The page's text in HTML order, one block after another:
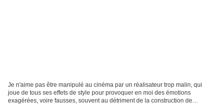
Je n'aime pas être manipulé au cinéma par un réalisateur trop malin, qui
joue de tous ses effets de style pour provoquer en moi des émotions
exagérées, voire fausses, souvent au détriment de la construction de